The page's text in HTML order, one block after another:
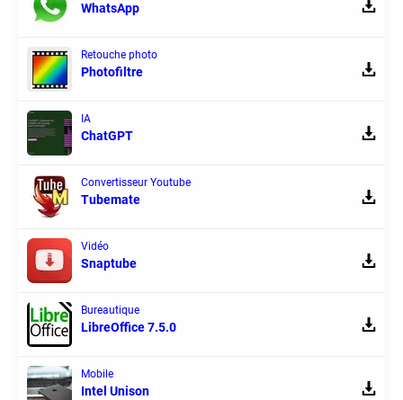
WhatsApp
Retouche photo
Photofiltre
IA
ChatGPT
Convertisseur Youtube
Tubemate
Vidéo
Snaptube
Bureautique
LibreOffice 7.5.0
Mobile
Intel Unison